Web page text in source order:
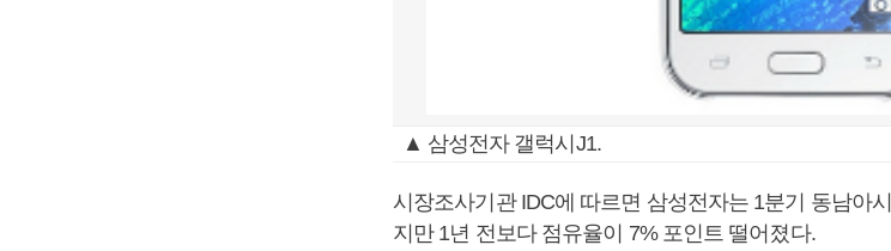
▲ 삼성전자 갤럭시J1.
시장조사기관 IDC에 따르면 삼성전자는 1분기 동남아
지만 1년 전보다 점유율이 7% 포인트 떨어졌다.